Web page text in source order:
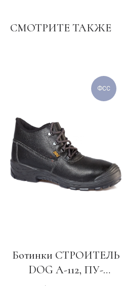
СМОТРИТЕ ТАКЖЕ
ФСС
Ботинки СТРОИТЕЛЬ
DOG А-112, ПУ-